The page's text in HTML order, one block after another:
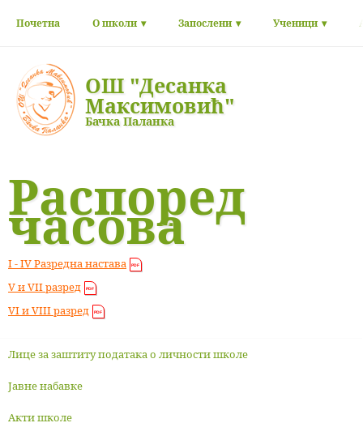
Почетна О школи Запослени Ученици
ОШ "Десанка
Максимовић"
Бачка Паланка
Распоред
часова
I - IV Разредна настава
V и VII разред
VI и VIII разред
Лице за заштиту података о личности школе
Јавне набавке
Акти школе